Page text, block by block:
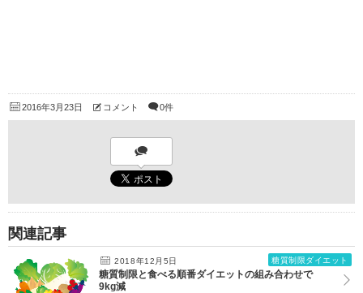
2016年3月23日 コメント 0件
関連記事
2018年12月5日 糖質制限ダイエット
糖質制限と食べる順番ダイエットの組み合わせで
9kg減